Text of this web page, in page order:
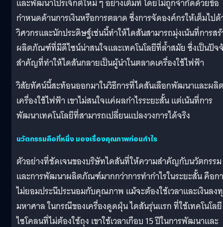
และพัฒนาโปรเจ็กต์ใหม่ ๆ อย่างเต็มที่ โดยไม่ถูกจำกัดด้วยข้อ
กำหนดด้านการเงินหรือการตลาด ซึ่งการจัดองค์กรให้เต็มไป
วิศวกรและนักประดิษฐ์เช่นนี้ทำให้ไดสันสามารถมุ่งเน้นที่การส
ผลิตภัณฑ์ที่มีดีไซน์น่าสนใจและเทคโนโลยีที่ล้ำสมัย ซึ่งเป็นปัจ
สำคัญที่ทำให้ไดสันกลายเป็นผู้นำในตลาดเครื่องใช้ไฟฟ้า
วิสัยทัศน์นี้สะท้อนออกมาในวิธีการที่ไดสันเลือกพัฒนาและผลิ
เครื่องใช้ไฟฟ้า เขาไม่สนใจแค่ผลกำไรระยะสั้น แต่เน้นที่การ
พัฒนาเทคโนโลยีที่สามารถเปลี่ยนแปลงวงการได้จริง
นวัตกรรมคือที่หนึ่ง มองเรื่องคุณภาพก่อนกำไร
ตัวอย่างที่ชัดเจนของบริษัทไดสันที่ให้ความสำคัญกับนวัตกรรม
และการพัฒนาผลิตภัณฑ์มากกว่าการทำกำไรในระยะสั้น คือก
ไม่ยอมประนีประนอมกับคุณภาพ แม้จะต้องใช้เวลาและเงินลง
มหาศาล ในกรณีของเครื่องดูดฝุ่น ไดสันรุ่นแรก ที่ใช้เทคโนโลยี
ไซโคลนที่ไม่ต้องใช้ถุง เขาใช้เวลาเกือบ 15 ปีในการพัฒนาและ